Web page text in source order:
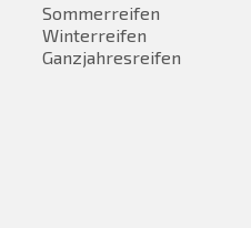
Sommerreifen
Winterreifen
Ganzjahresreifen